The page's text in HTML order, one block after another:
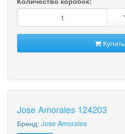
Купить
Jose Amorales 124203
Бренд: Jose Amorales